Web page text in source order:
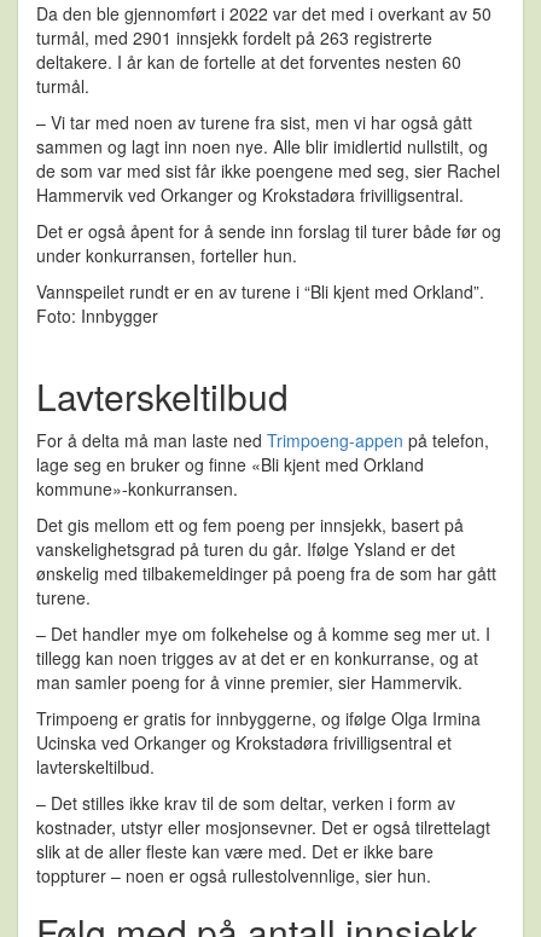
Da den ble gjennomført i 2022 var det med i overkant av 50
turmål, med 2901 innsjekk fordelt på 263 registrerte
deltakere. I år kan de fortelle at det forventes nesten 60
turmål.
– Vi tar med noen av turene fra sist, men vi har også gått
sammen og lagt inn noen nye. Alle blir imidlertid nullstilt, og
de som var med sist får ikke poengene med seg, sier Rachel
Hammervik ved Orkanger og Krokstadøra frivilligsentral.
Det er også åpent for å sende inn forslag til turer både før og
under konkurransen, forteller hun.
Vannspeilet rundt er en av turene i “Bli kjent med Orkland”.
Foto: Innbygger
Lavterskeltilbud
For å delta må man laste ned Trimpoeng-appen på telefon,
lage seg en bruker og finne «Bli kjent med Orkland
kommune»-konkurransen.
Det gis mellom ett og fem poeng per innsjekk, basert på
vanskelighetsgrad på turen du går. Ifølge Ysland er det
ønskelig med tilbakemeldinger på poeng fra de som har gått
turene.
– Det handler mye om folkehelse og å komme seg mer ut. I
tillegg kan noen trigges av at det er en konkurranse, og at
man samler poeng for å vinne premier, sier Hammervik.
Trimpoeng er gratis for innbyggerne, og ifølge Olga Irmina
Ucinska ved Orkanger og Krokstadøra frivilligsentral et
lavterskeltilbud.
– Det stilles ikke krav til de som deltar, verken i form av
kostnader, utstyr eller mosjonsevner. Det er også tilrettelagt
slik at de aller fleste kan være med. Det er ikke bare
toppturer – noen er også rullestolvennlige, sier hun.